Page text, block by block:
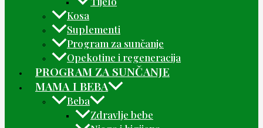
Kosa
Suplementi
Program za sunčanje
Opekotine i regeneracija
PROGRAM ZA SUNČANJE
MAMA I BEBA
Beba
Zdravlje bebe